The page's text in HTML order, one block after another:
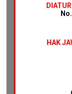
HAK